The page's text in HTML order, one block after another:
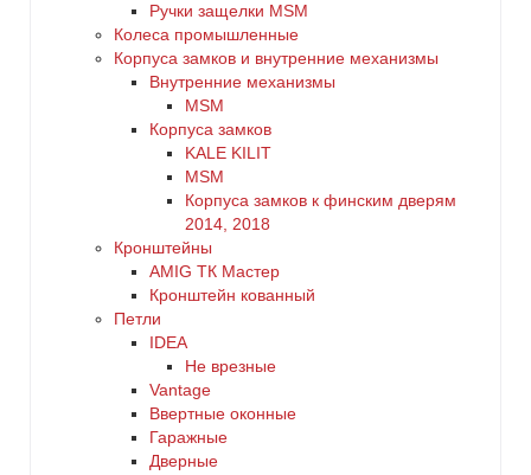
Ручки защелки MSM
Колеса промышленные
Корпуса замков и внутренние механизмы
Внутренние механизмы
MSM
Корпуса замков
KALE KILIT
MSM
Корпуса замков к финским дверям
2014, 2018
Кронштейны
AMIG ТК Мастер
Кронштейн кованный
Петли
IDEA
Не врезные
Vantage
Ввертные оконные
Гаражные
Дверные